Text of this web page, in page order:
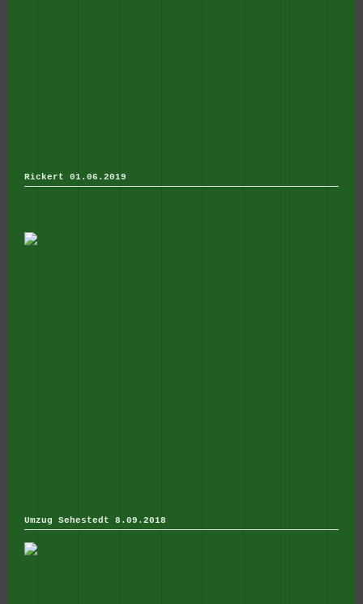
Rickert 01.06.2019
Umzug Sehestedt 8.09.2018